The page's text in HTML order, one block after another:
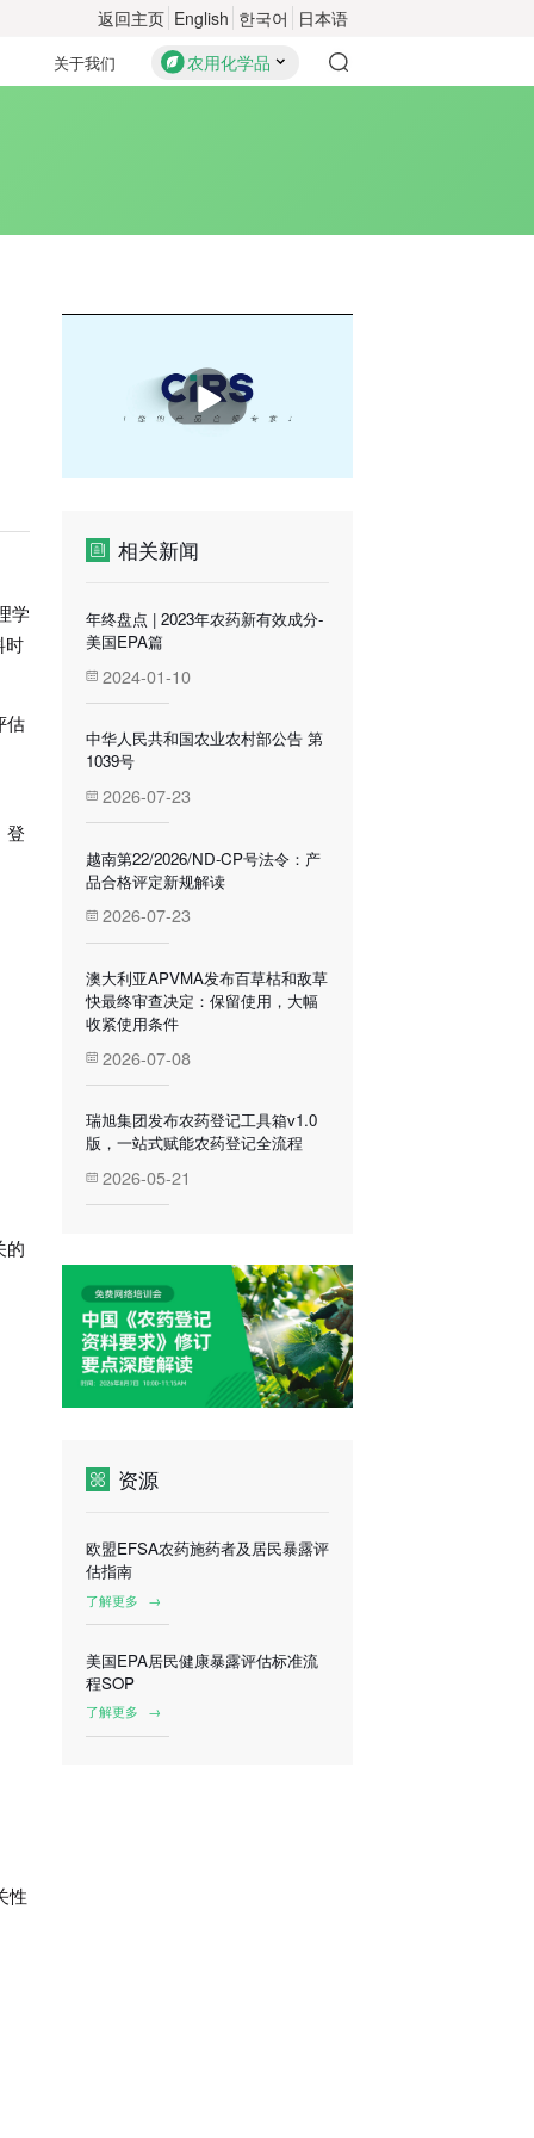
返回主页 English 한국어 日本语
关于我们 农用化学品
学
时
估
登
的
性
播
放
相关新闻
年终盘点 | 2023年农药新有效成分-
美国EPA篇
2024-01-10
中华人民共和国农业农村部公告 第
1039号
2026-07-23
越南第22/2026/ND-CP号法令：产
品合格评定新规解读
2026-07-23
澳大利亚APVMA发布百草枯和敌草
快最终审查决定：保留使用，大幅
收紧使用条件
2026-07-08
瑞旭集团发布农药登记工具箱v1.0
版，一站式赋能农药登记全流程
2026-05-21
资源
欧盟EFSA农药施药者及居民暴露评
估指南
了解更多 →
美国EPA居民健康暴露评估标准流
程SOP
了解更多 →